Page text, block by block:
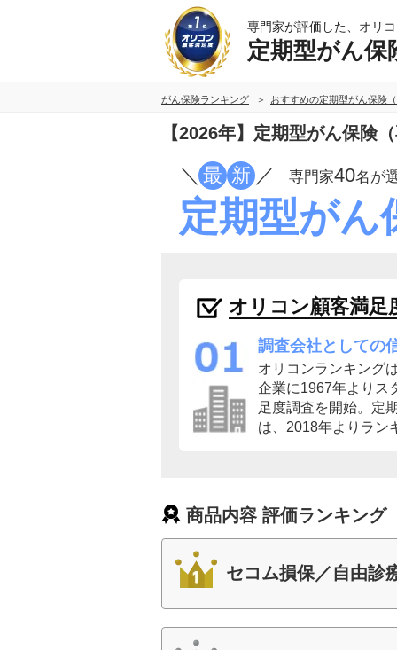
専門家が評価した、オリ
定期型がん保
がん保険ランキング おすすめの定期型がん保険
【2026年】定期型がん保険
／ 最 新 ／ 専門家40名が
定期型がん
オリコン顧客満足
調査会社としての
オリコンランキング
企業に1967年よりス
足度調査を開始。定
は、2018年よりラン
商品内容 評価ランキング
セコム損保／自由診